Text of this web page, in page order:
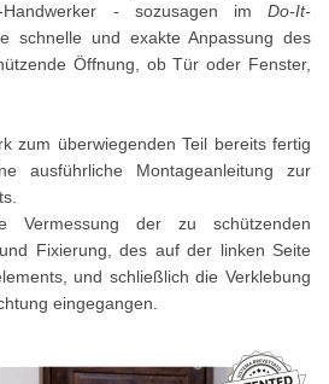
Handwerker - sozusagen im Do-It-
schnelle und exakte Anpassung des
Öffnung, ob Tür oder Fenster,
zum überwiegenden Teil bereits fertig
ausführliche Montageanleitung zur
Vermessung der zu schützenden
Fixierung, des auf der linken Seite
und schließlich die Verklebung
eingegangen.